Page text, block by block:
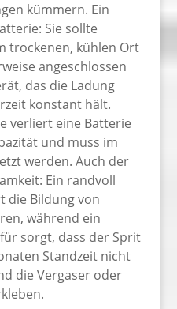
kümmern. Ein
Sie sollte
trockenen, kühlen Ort
angeschlossen
das die Ladung
konstant hält.
verliert eine Batterie
und muss im
werden. Auch der
Ein randvoll
die Bildung von
während ein
sorgt, dass der Sprit
Standzeit nicht
die Vergaser oder